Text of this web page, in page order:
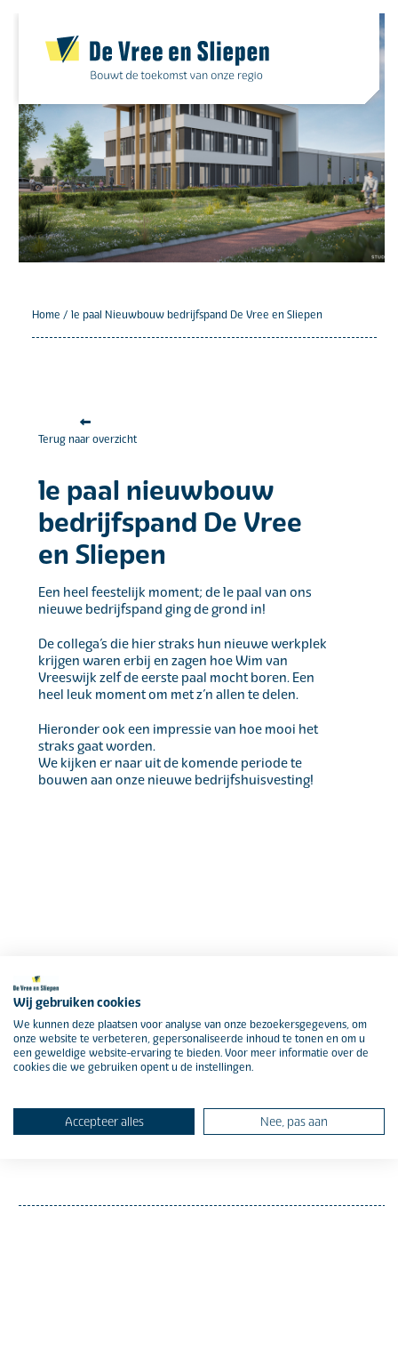
content
Home / 1e paal Nieuwbouw bedrijfspand De Vree en Sliepen
Terug naar overzicht
1e paal nieuwbouw
bedrijfspand De Vree
en Sliepen
Een heel feestelijk moment; de 1e paal van ons
nieuwe bedrijfspand ging de grond in!
De collega’s die hier straks hun nieuwe werkplek
krijgen waren erbij en zagen hoe Wim van
Vreeswijk zelf de eerste paal mocht boren. Een
heel leuk moment om met z’n allen te delen.
Hieronder ook een impressie van hoe mooi het
straks gaat worden.
We kijken er naar uit de komende periode te
bouwen aan onze nieuwe bedrijfshuisvesting!
Wij gebruiken cookies
We kunnen deze plaatsen voor analyse van onze bezoekersgegevens, om
onze website te verbeteren, gepersonaliseerde inhoud te tonen en om u
een geweldige website-ervaring te bieden. Voor meer informatie over de
cookies die we gebruiken opent u de instellingen.
Accepteer alles Nee, pas aan